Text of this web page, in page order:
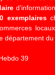
exemplaires
département du
39